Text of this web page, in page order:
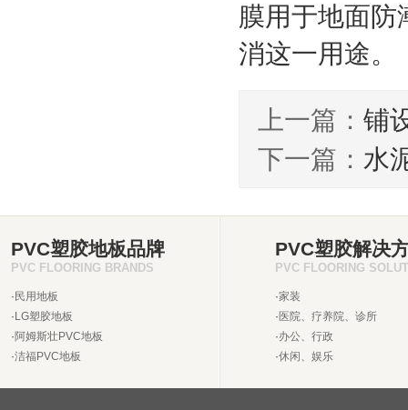
膜用于地面防
消这一用途。
上一篇： 铺
下一篇： 水
PVC塑胶地板品牌
PVC FLOORING BRANDS
· 民用地板
· LG塑胶地板
·阿姆斯壮PVC地板
·洁福PVC地板
PVC塑胶解决
PVC FLOORING
·家装
· 医院、疗养院、诊所
·办公、行政
·休闲、娱乐